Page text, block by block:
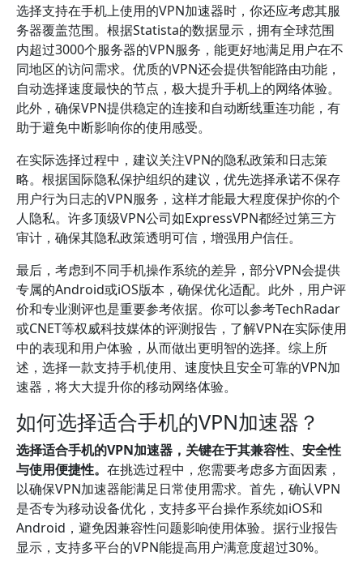
选择支持在手机上使用的VPN加速器时，你还应考虑其服
务器覆盖范围。根据Statista的数据显示，拥有全球范围
内超过3000个服务器的VPN服务，能更好地满足用户在不
同地区的访问需求。优质的VPN还会提供智能路由功能，
自动选择速度最快的节点，极大提升手机上的网络体验。
此外，确保VPN提供稳定的连接和自动断线重连功能，有
助于避免中断影响你的使用感受。
在实际选择过程中，建议关注VPN的隐私政策和日志策
略。根据国际隐私保护组织的建议，优先选择承诺不保存
用户行为日志的VPN服务，这样才能最大程度保护你的个
人隐私。许多顶级VPN公司如ExpressVPN都经过第三方
审计，确保其隐私政策透明可信，增强用户信任。
最后，考虑到不同手机操作系统的差异，部分VPN会提供
专属的Android或iOS版本，确保优化适配。此外，用户评
价和专业测评也是重要参考依据。你可以参考TechRadar
或CNET等权威科技媒体的评测报告，了解VPN在实际使用
中的表现和用户体验，从而做出更明智的选择。综上所
述，选择一款支持手机使用、速度快且安全可靠的VPN加
速器，将大大提升你的移动网络体验。
如何选择适合手机的VPN加速器？
选择适合手机的VPN加速器，关键在于其兼容性、安全性
与使用便捷性。 在挑选过程中，您需要考虑多方面因素，
以确保VPN加速器能满足日常使用需求。首先，确认VPN
是否专为移动设备优化，支持多平台操作系统如iOS和
Android，避免因兼容性问题影响使用体验。据行业报告
显示，支持多平台的VPN能提高用户满意度超过30%。